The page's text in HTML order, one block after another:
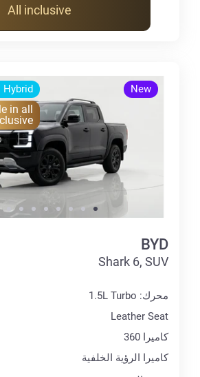
All inclusive
New
Hybrid
in all
BYD
Shark 6, SUV
محرك: 1.5L Turbo
Leather Seat
كاميرا 360
كاميرا الرؤية الخلفية